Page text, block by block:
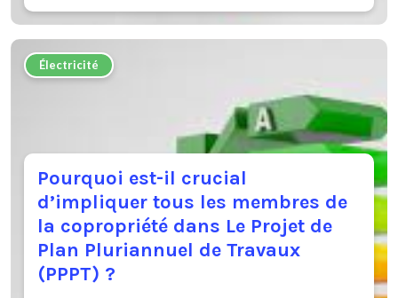
Électricité
Pourquoi est-il crucial
d’impliquer tous les membres de
la copropriété dans Le Projet de
Plan Pluriannuel de Travaux
(PPPT) ?